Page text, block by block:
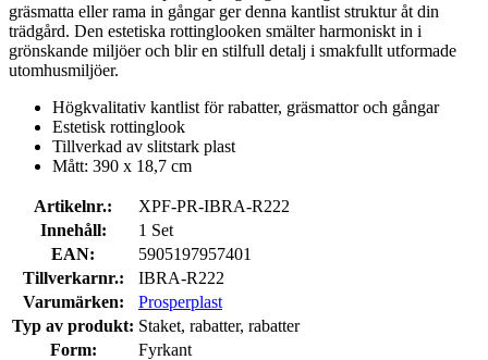
gräsmatta eller rama in gångar ger denna kantlist struktur åt din
trädgård. Den estetiska rottinglooken smälter harmoniskt in i
grönskande miljöer och blir en stilfull detalj i smakfullt utformade
utomhusmiljöer.
Högkvalitativ kantlist för rabatter, gräsmattor och gångar
Estetisk rottinglook
Tillverkad av slitstark plast
Mått: 390 x 18,7 cm
Artikelnr.:
XPF-PR-IBRA-R222
Innehåll:
1 Set
EAN:
5905197957401
Tillverkarnr.:
IBRA-R222
Varumärken:
Prosperplast
Typ av produkt: Staket, rabatter, rabatter
Form:
Fyrkant